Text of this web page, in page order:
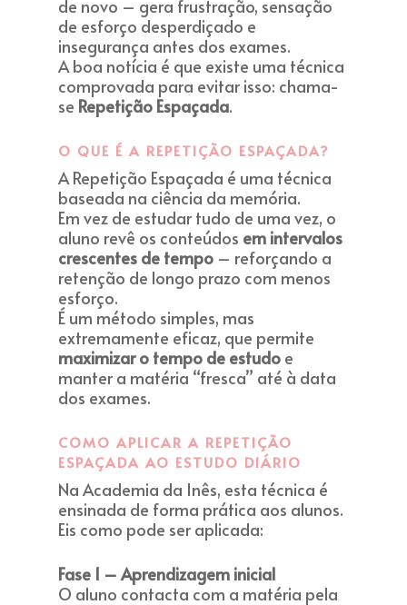
de novo – gera frustração, sensação
de esforço desperdiçado e
insegurança antes dos exames.
A boa notícia é que existe uma técnica
comprovada para evitar isso: chama-
se Repetição Espaçada.
O QUE É A REPETIÇÃO ESPAÇADA?
A Repetição Espaçada é uma técnica
baseada na ciência da memória.
Em vez de estudar tudo de uma vez, o
aluno revê os conteúdos em intervalos
crescentes de tempo – reforçando a
retenção de longo prazo com menos
esforço.
É um método simples, mas
extremamente eficaz, que permite
maximizar o tempo de estudo e
manter a matéria “fresca” até à data
dos exames.
COMO APLICAR A REPETIÇÃO
ESPAÇADA AO ESTUDO DIÁRIO
Na Academia da Inês, esta técnica é
ensinada de forma prática aos alunos.
Eis como pode ser aplicada:
Fase 1 – Aprendizagem inicial
O aluno contacta com a matéria pela